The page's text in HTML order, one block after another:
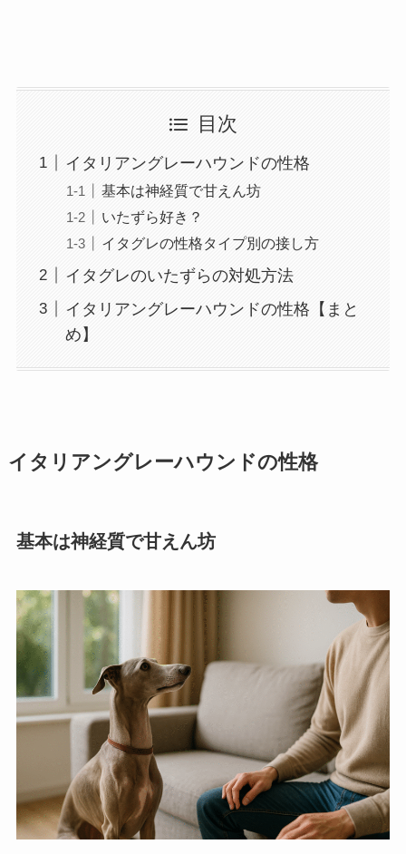
目次
イタリアングレーハウンドの性格
基本は神経質で甘えん坊
いたずら好き？
イタグレの性格タイプ別の接し方
イタグレのいたずらの対処方法
イタリアングレーハウンドの性格【まと
め】
イタリアングレーハウンドの性格
基本は神経質で甘えん坊